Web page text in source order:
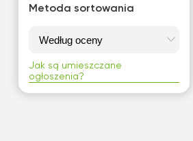
Metoda sortowania
Jak są umieszczane
ogłoszenia?